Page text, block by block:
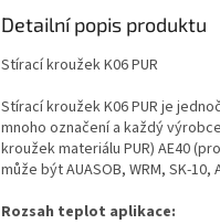
Detailní popis produktu
Stírací kroužek K06 PUR
Stírací kroužek K06 PUR je
mnoho označení a každý
kroužek materiálu PUR) AE40
může být AUASOB, WRM, SK-10,
Rozsah teplot aplikace: